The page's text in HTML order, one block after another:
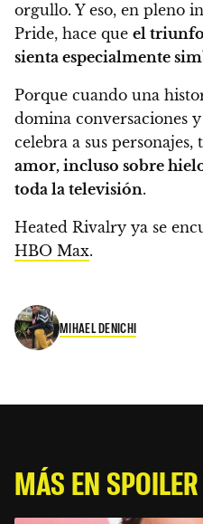
orgullo. Y eso, en pleno
Pride, hace que el triunfo
sienta especialmente
Porque cuando una
domina conversaciones
celebra a sus
amor, incluso sobre
toda la televisión.
Heated Rivalry ya se
HBO Max.
MIHAEL DENICHI
MÁS EN SPOILER